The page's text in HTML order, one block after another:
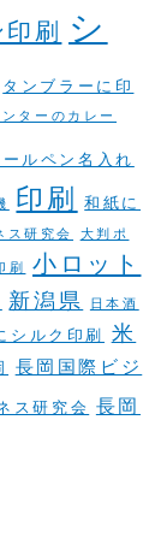
刷 シ
タンブラーに印
ターのカレー
ールペン名入れ
印刷 和紙に
ス研究会
大判ポ
刷 小ロット
新潟県
日本酒
シルク印刷 米
長岡国際ビジ
ス研究会 長岡